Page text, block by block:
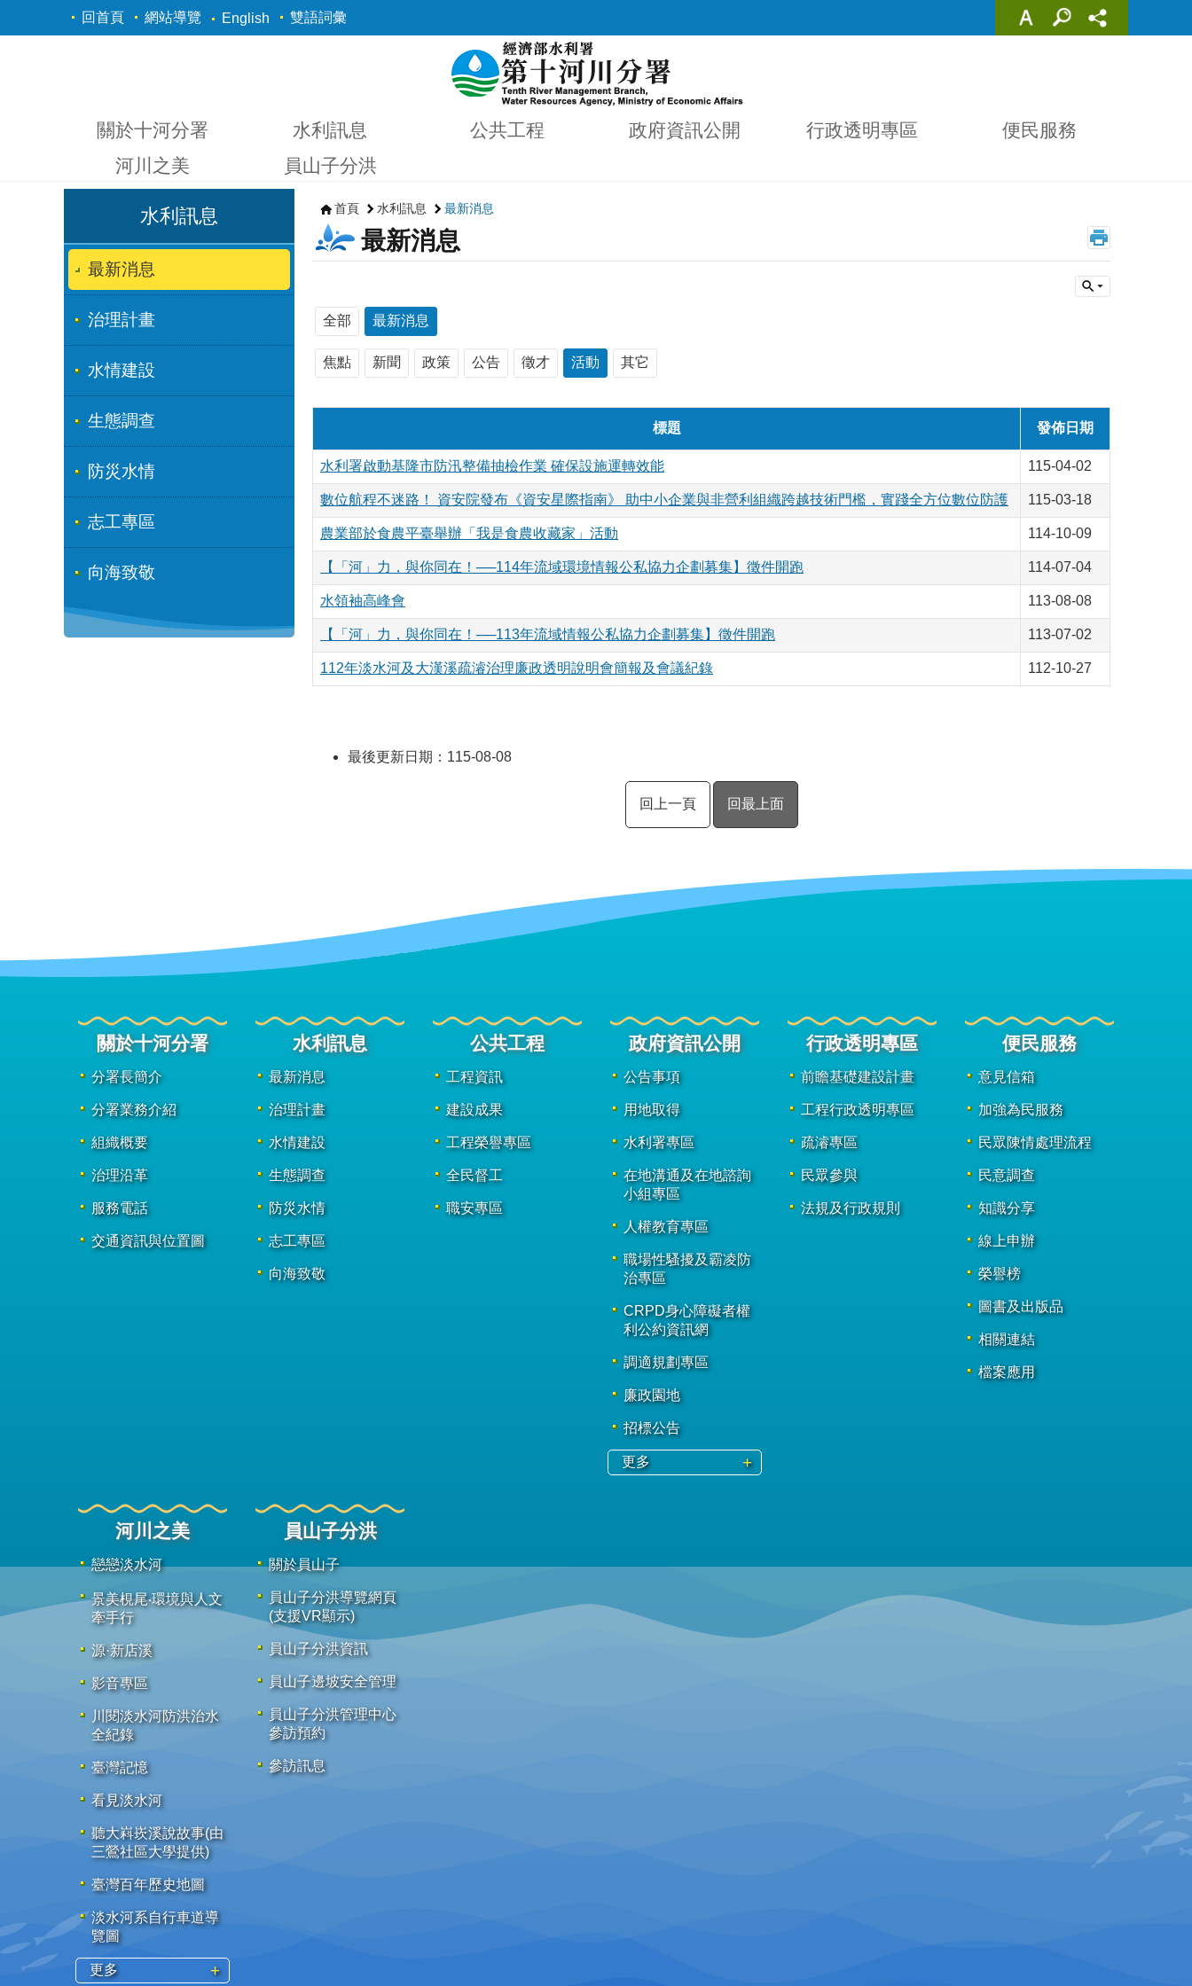
跳到主要內容區塊
回首頁 網站導覽 English 雙語詞彙
關於十河分署 水利訊息 公共工程 政府資訊公開 行政透明專區
便民服務
河川之美
員山子分洪
水利訊息
最新消息
治理計畫
水情建設
生態調查
防災水情
志工專區
向海致敬
首頁 水利訊息 最新消息
最新消息
全部 最新消息
焦點 新聞 政策 公告 徵才 活動 其它
標題 發佈日期
水利署啟動基隆市防汛整備抽檢作業 確保設施運轉效能 115-04-02
數位航程不迷路！ 資安院發布《資安星際指南》 助中小企業與非營利組織跨越技術門檻，實踐全方位數位防護 115-03-18
農業部於食農平臺舉辦「我是食農收藏家」活動 114-10-09
【「河」力，與你同在！──114年流域環境情報公私協力企劃募集】徵件開跑 114-07-04
水領袖高峰會 113-08-08
【「河」力，與你同在！──113年流域情報公私協力企劃募集】徵件開跑 113-07-02
112年淡水河及大漢溪疏濬治理廉政透明說明會簡報及會議紀錄 112-10-27
最後更新日期：115-08-08
回上一頁 回最上面
關於十河分署
分署長簡介
分署業務介紹
組織概要
治理沿革
服務電話
交通資訊與位置圖
水利訊息
最新消息
治理計畫
水情建設
生態調查
防災水情
志工專區
向海致敬
公共工程
工程資訊
建設成果
工程榮譽專區
全民督工
職安專區
政府資訊公開
公告事項
用地取得
水利署專區
在地溝通及在地諮詢
小組專區
人權教育專區
職場性騷擾及霸凌防
治專區
CRPD身心障礙者權
利公約資訊網
調適規劃專區
廉政園地
招標公告
更多
行政透明專區
前瞻基礎建設計畫
工程行政透明專區
疏濬專區
民眾參與
法規及行政規則
便民服務
意見信箱
加強為民服務
民眾陳情處理流程
民意調查
知識分享
線上申辦
榮譽榜
圖書及出版品
相關連結
檔案應用
河川之美
戀戀淡水河
景美梘尾‧環境與人文
牽手行
源·新店溪
影音專區
川閱淡水河防洪治水
全紀錄
臺灣記憶
看見淡水河
聽大嵙崁溪說故事(由
三鶯社區大學提供)
臺灣百年歷史地圖
淡水河系自行車道導
覽圖
更多
員山子分洪
關於員山子
員山子分洪導覽網頁
(支援VR顯示)
員山子分洪資訊
員山子邊坡安全管理
員山子分洪管理中心
參訪預約
參訪訊息